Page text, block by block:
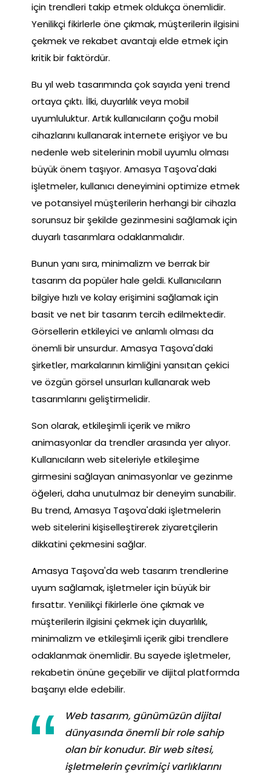
için trendleri takip etmek oldukça önemlidir.
Yenilikçi fikirlerle öne çıkmak, müşterilerin ilgisini
çekmek ve rekabet avantajı elde etmek için
kritik bir faktördür.
Bu yıl web tasarımında çok sayıda yeni trend
ortaya çıktı. İlki, duyarlılık veya mobil
uyumluluktur. Artık kullanıcıların çoğu mobil
cihazlarını kullanarak internete erişiyor ve bu
nedenle web sitelerinin mobil uyumlu olması
büyük önem taşıyor. Amasya Taşova'daki
işletmeler, kullanıcı deneyimini optimize etmek
ve potansiyel müşterilerin herhangi bir cihazla
sorunsuz bir şekilde gezinmesini sağlamak için
duyarlı tasarımlara odaklanmalıdır.
Bunun yanı sıra, minimalizm ve berrak bir
tasarım da popüler hale geldi. Kullanıcıların
bilgiye hızlı ve kolay erişimini sağlamak için
basit ve net bir tasarım tercih edilmektedir.
Görsellerin etkileyici ve anlamlı olması da
önemli bir unsurdur. Amasya Taşova'daki
şirketler, markalarının kimliğini yansıtan çekici
ve özgün görsel unsurları kullanarak web
tasarımlarını geliştirmelidir.
Son olarak, etkileşimli içerik ve mikro
animasyonlar da trendler arasında yer alıyor.
Kullanıcıların web siteleriyle etkileşime
girmesini sağlayan animasyonlar ve gezinme
öğeleri, daha unutulmaz bir deneyim sunabilir.
Bu trend, Amasya Taşova'daki işletmelerin
web sitelerini kişiselleştirerek ziyaretçilerin
dikkatini çekmesini sağlar.
Amasya Taşova'da web tasarım trendlerine
uyum sağlamak, işletmeler için büyük bir
fırsattır. Yenilikçi fikirlerle öne çıkmak ve
müşterilerin ilgisini çekmek için duyarlılık,
minimalizm ve etkileşimli içerik gibi trendlere
odaklanmak önemlidir. Bu sayede işletmeler,
rekabetin önüne geçebilir ve dijital platformda
başarıyı elde edebilir.
Web tasarım, günümüzün dijital
dünyasında önemli bir role sahip
olan bir konudur. Bir web sitesi,
işletmelerin çevrimiçi varlıklarını